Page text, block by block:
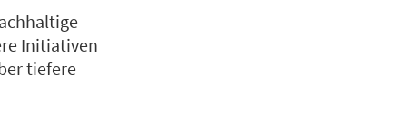
Initiativen
tiefere